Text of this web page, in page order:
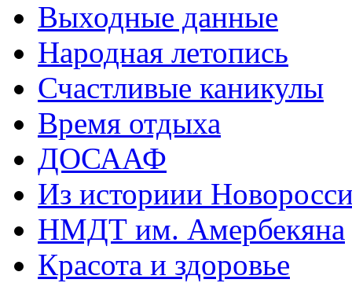
Выходные данные
Народная летопись
Счастливые каникулы
Время отдыха
ДОСААФ
Из историии
НМДТ им. Амербекяна
Красота и здоровье